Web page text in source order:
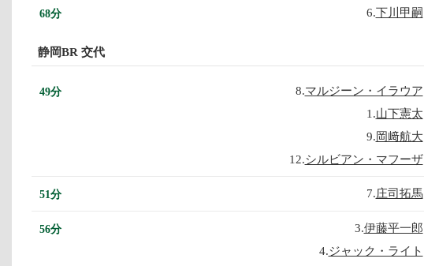
68分 6.下川甲嗣
静岡BR 交代
49分 8.マルジーン・イラウア
1.山下憲太
9.岡﨑航大
12.シルビアン・マフーザ
51分 7.庄司拓馬
56分 3.伊藤平一郎
4.ジャック・ライト